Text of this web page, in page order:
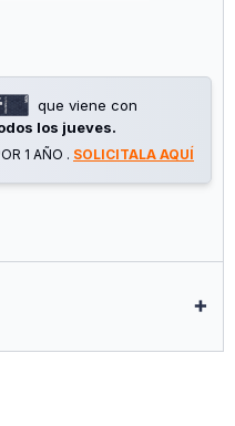
- Modelo Flap
que viene con
los jueves.
1 AÑO . SOLICITALA AQUÍ